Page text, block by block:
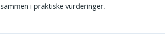
sammen i praktiske vurderinger.